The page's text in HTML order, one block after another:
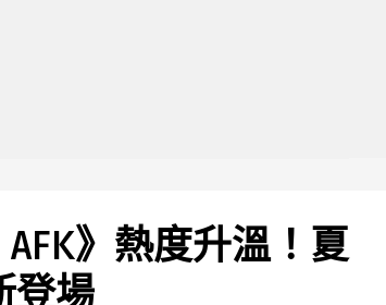
AFK》熱度升溫！夏
登場